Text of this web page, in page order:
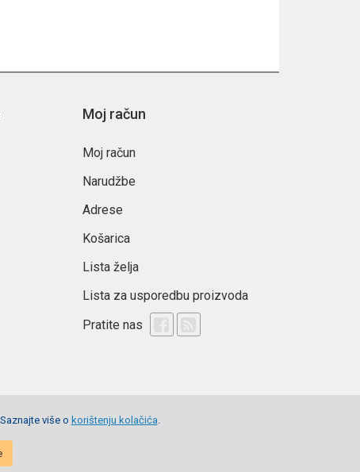
Moj račun
Moj račun
Narudžbe
Adrese
Košarica
Lista želja
Lista za usporedbu proizvoda
Pratite nas
više o korištenju kolačića.